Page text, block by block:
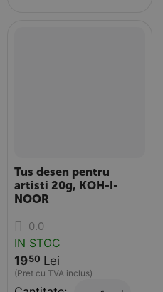
Tus desen pentru
artisti 20g, KOH-I-
NOOR
0.0
IN STOC
1950 Lei
(Pret cu TVA inclus)